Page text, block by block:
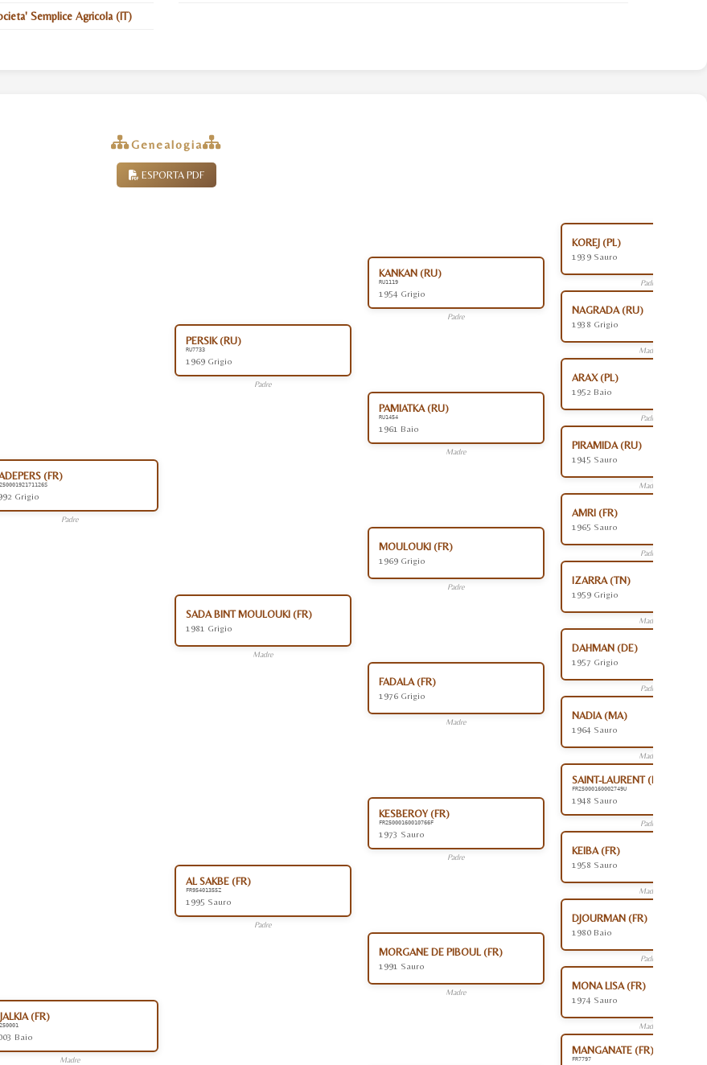
Semplice Agricola (IT)
Genealogia
ESPORTA PDF
(FR)
Grigio
Padre
PERSIK (RU)
RU7733
1969 Grigio
Padre
KANKAN (RU)
RU1119
1954 Grigio
Padre
KOREJ (PL)
1939 Sauro
Padre
NAGRADA (RU)
1938 Grigio
Madre
PAMIATKA (RU)
RU1454
1961 Baio
Madre
ARAX (PL)
1952 Baio
Padre
PIRAMIDA (RU)
1945 Sauro
Madre
SADA BINT MOULOUKI (FR)
1981 Grigio
Madre
MOULOUKI (FR)
1969 Grigio
Padre
AMRI (FR)
1965 Sauro
Padre
IZARRA (TN)
1959 Grigio
Madre
FADALA (FR)
1976 Grigio
Madre
DAHMAN (DE)
1957 Grigio
Padre
NADIA (MA)
1964 Sauro
Madre
(FR)
Baio
Madre
AL SAKBE (FR)
FR95401355Z
1995 Sauro
Padre
KESBEROY (FR)
FR25000160010766F
1973 Sauro
Padre
SAINT-LAURENT (FR)
FR25000160002749U
1948 Sauro
Padre
KEIBA (FR)
1958 Sauro
Madre
MORGANE DE PIBOUL (FR)
1991 Sauro
Madre
DJOURMAN (FR)
1980 Baio
Padre
MONA LISA (FR)
1974 Sauro
Madre
MANGANATE (FR)
FR7797